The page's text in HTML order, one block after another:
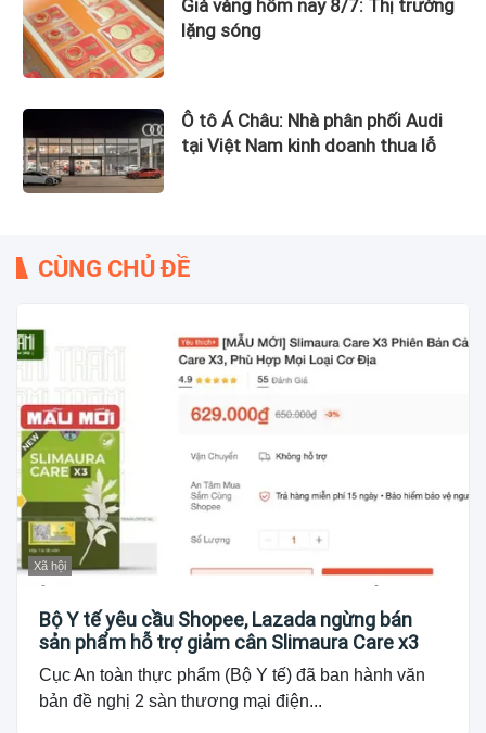
Giá vàng hôm nay 8/7: Thị trường
lặng sóng
Ô tô Á Châu: Nhà phân phối Audi
tại Việt Nam kinh doanh thua lỗ
CÙNG CHỦ ĐỀ
Xã hội
Bộ Y tế yêu cầu Shopee, Lazada ngừng bán
sản phẩm hỗ trợ giảm cân Slimaura Care x3
Cục An toàn thực phẩm (Bộ Y tế) đã ban hành văn
bản đề nghị 2 sàn thương mại điện...